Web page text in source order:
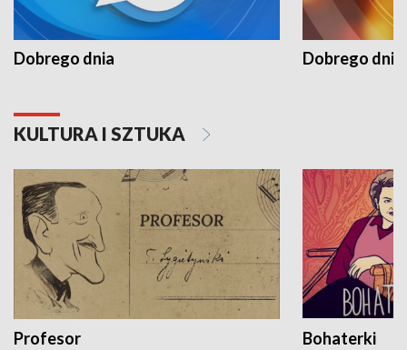
Dobrego dnia Dobrego dnia
KULTURA I SZTUKA
Profesor Bohaterki